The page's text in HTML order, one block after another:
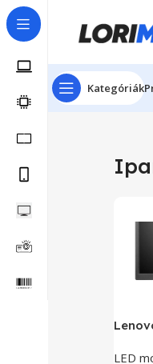
Kategóriák
LED